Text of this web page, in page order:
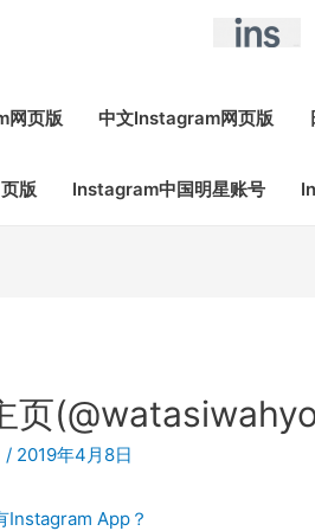
网页版 中文Instagram网页版
版 Instagram中国明星账号
页
/ 2019年4月8日
Instagram App？